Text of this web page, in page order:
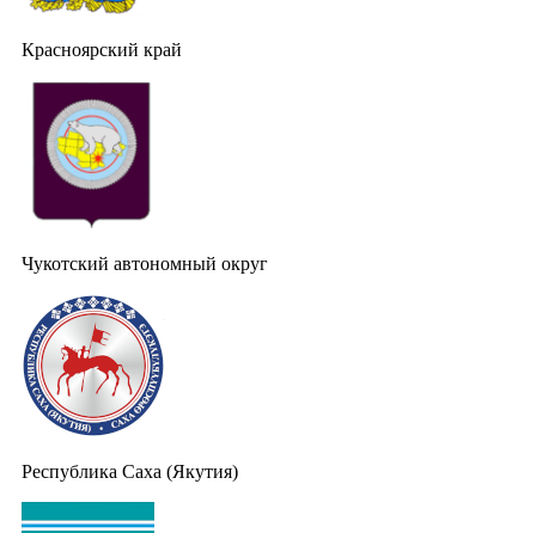
Красноярский край
Чукотский автономный округ
Республика Саха (Якутия)